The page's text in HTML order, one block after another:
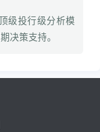
级投行级分析模
决策支持。